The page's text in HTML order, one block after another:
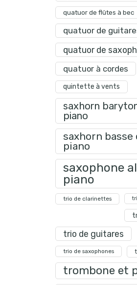
quatuor de flûtes à bec
quatuor de
quatuor de
quatuor à cordes
quintette à vents
saxhorn
piano
saxhorn basse
piano
saxophone
piano
trio de clarinettes
trio de guitares
trio de saxophones
trombone et